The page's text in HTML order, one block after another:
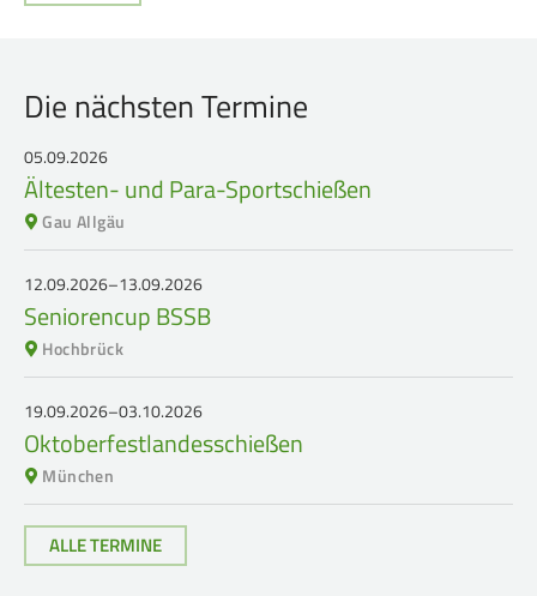
Die nächsten Termine
05.09.2026
Ältesten- und Para-Sportschießen
Gau Allgäu
12.09.2026–13.09.2026
Seniorencup BSSB
Hochbrück
19.09.2026–03.10.2026
Oktoberfestlandesschießen
München
ALLE TERMINE
Schützensport
Meisterschaften
Bogen
Senioren-Auflage
Kader
RWK
Schützen Jugend
Sommerbiathlon
DAMEN
Damen im Schützensport
Bezirkspokal
Frauen Ü40
Schützenkönige